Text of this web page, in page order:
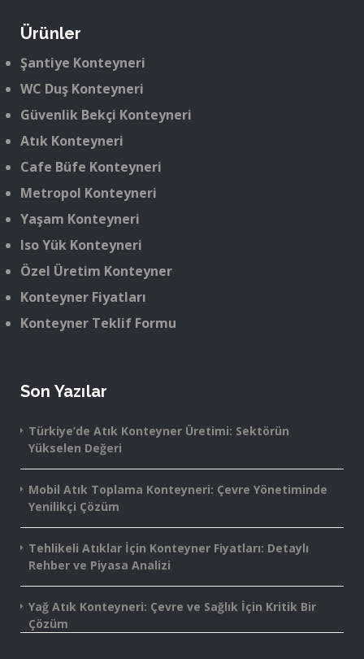
Ürünler
Şantiye Konteyneri
WC Duş Konteyneri
Güvenlik Bekçi Konteyneri
Atık Konteyneri
Cafe Büfe Konteyneri
Metropol Konteyneri
Yaşam Konteyneri
Iso Yük Konteyneri
Özel Üretim Konteyner
Konteyner Fiyatları
Konteyner Teklif Formu
Son Yazılar
Türkiye’de Atık Konteyner Üretimi: Sektörün
Yükselen Değeri
Mobil Atık Toplama Konteyneri: Çevre Yönetiminde
Yenilikçi Çözüm
Tehlikeli Atıklar İçin Konteyner Fiyatları: Detaylı
Rehber ve Piyasa Analizi
Yağ Atık Konteyneri: Çevre ve Sağlık İçin Kritik Bir
Çözüm